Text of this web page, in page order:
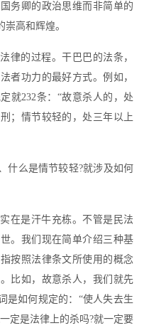
务卿的政治思维而非简单的
高和辉煌。
律的过程。干巴巴的法条，
者功力的最好方式。例如，
就232条：“故意杀人的，处
；情节较轻的，处三年以上
什么是情节较轻?就涉及如何
在是汗牛充栋。不管是民法
。我们现在简单介绍三种基
按照法律条文所使用的概念
比如，故意杀人，我们就先
是如何规定的：“使人失去生
定是法律上的杀吗?就一定要